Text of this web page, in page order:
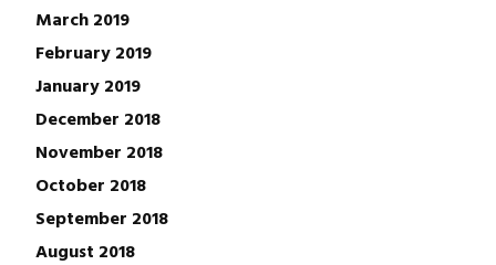
March 2019
February 2019
January 2019
December 2018
November 2018
October 2018
September 2018
August 2018